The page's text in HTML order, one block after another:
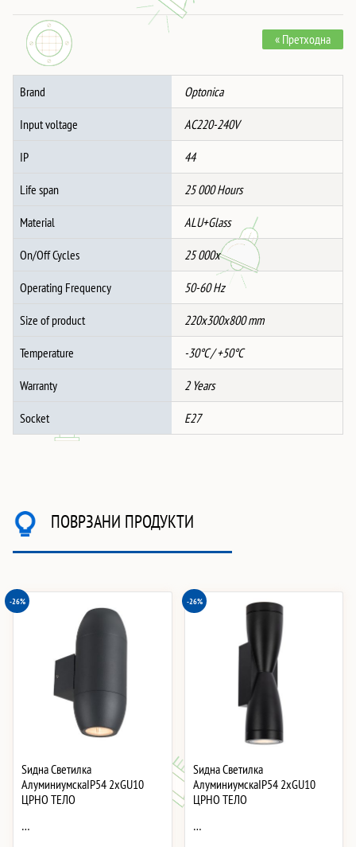
1xGU10
ЦРНО
ТЕЛО
количина
« Претходна
Brand Optonica
Input voltage AC220-240V
IP 44
Life span 25 000 Hours
Material ALU+Glass
On/Off Cycles 25 000x
Operating Frequency 50-60 Hz
Size of product 220x300x800 mm
Temperature -30°C / +50°C
Warranty 2 Years
Socket E27
ПОВРЗАНИ ПРОДУКТИ
-26%
Ѕидна Светилка
АлуминиумскаIP54 2xGU10
ЦРНО ТЕЛО
…
-26%
Ѕидна Светилка
АлуминиумскаIP54 2xGU10
ЦРНО ТЕЛО
…